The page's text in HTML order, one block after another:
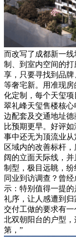
而改写了成都新一
制、到室内空间的
享，只要寻找到品
等奢宅新。用准现
化定制，每个天玺
翠礼峰天玺售楼核
边配套及交通地址德
比预期更早。好评
事中还无为顶流业
区域内的改善标杆
阔的立面天际线，
制型，极目远眺，
同业到访调查？曾
示：特别值得一提
礼序，让人感遭到
交付工做的要求有
北双朝阳台的户型
第，”